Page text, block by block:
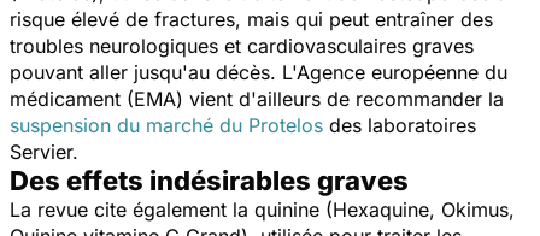
risque élevé de fractures, mais qui peut entraîner des
troubles neurologiques et cardiovasculaires graves
pouvant aller jusqu'au décès. L'Agence européenne du
médicament (EMA) vient d'ailleurs de recommander la
suspension du marché du Protelos des laboratoires
Servier.
Des effets indésirables graves
La revue cite également la quinine (Hexaquine, Okimus,